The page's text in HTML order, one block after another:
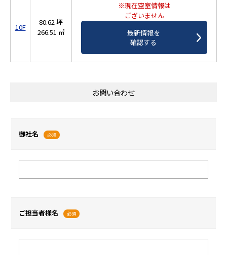
10F
80.62 坪
266.51 ㎡
※現在空室情報は
ございません
最新情報を
確認する
お問い合わせ
御社名 必須
ご担当者様名 必須